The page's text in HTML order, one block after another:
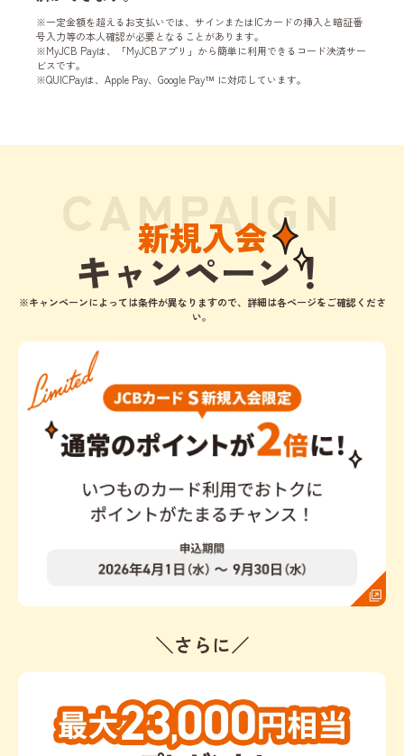
※一定金額を超えるお支払いでは、サインまたはICカードの挿入と暗証番
号入力等の本人確認が必要となることがあります。
※MyJCB Payは、「MyJCBアプリ」から簡単に利用できるコード決済サー
ビスです。
※QUICPayは、Apple Pay、Google Pay™ に対応しています。
CAMPAIGN
新規入会
キャンペーン！
※キャンペーンによっては条件が異なりますので、 詳細は各ページをご確認くださ
い。
＼さらに／